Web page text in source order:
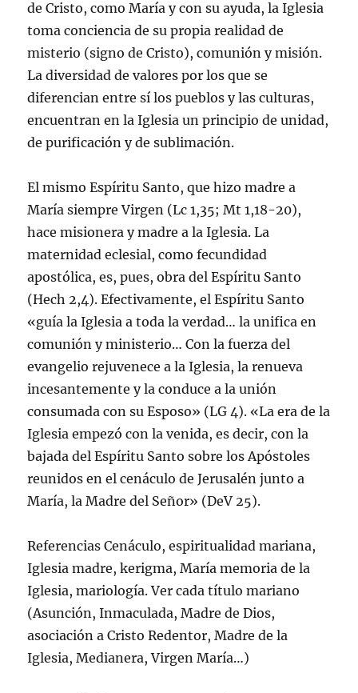
de Cristo, como Marí­a y con su ayuda, la Iglesia
toma conciencia de su propia realidad de
misterio (signo de Cristo), comunión y misión.
La diversidad de valores por los que se
diferencian entre sí­ los pueblos y las culturas,
encuentran en la Iglesia un principio de unidad,
de purificación y de sublimación.
El mismo Espí­ritu Santo, que hizo madre a
Marí­a siempre Virgen (Lc 1,35; Mt 1,18-20),
hace misionera y madre a la Iglesia. La
maternidad eclesial, como fecundidad
apostólica, es, pues, obra del Espí­ritu Santo
(Hech 2,4). Efectivamente, el Espí­ritu Santo
«guí­a la Iglesia a toda la verdad… la unifica en
comunión y ministerio… Con la fuerza del
evangelio rejuvenece a la Iglesia, la renueva
incesantemente y la conduce a la unión
consumada con su Esposo» (LG 4). «La era de la
Iglesia empezó con la venida, es decir, con la
bajada del Espí­ritu Santo sobre los Apóstoles
reunidos en el cenáculo de Jerusalén junto a
Marí­a, la Madre del Señor» (DeV 25).
Referencias Cenáculo, espiritualidad mariana,
Iglesia madre, kerigma, Marí­a memoria de la
Iglesia, mariologí­a. Ver cada tí­tulo mariano
(Asunción, Inmaculada, Madre de Dios,
asociación a Cristo Redentor, Madre de la
Iglesia, Medianera, Virgen Marí­a…)